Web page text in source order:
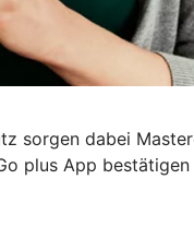
sorgen dabei
plus App